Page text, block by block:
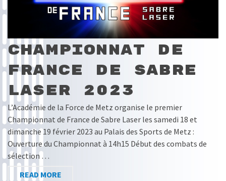
Championnat de
France de Sabre
Laser 2023
L’Académie de la Force de Metz organise le premier
Championnat de France de Sabre Laser les samedi 18 et
dimanche 19 février 2023 au Palais des Sports de Metz :
Ouverture du Championnat à 14h15 Début des combats de
sélection …
READ MORE